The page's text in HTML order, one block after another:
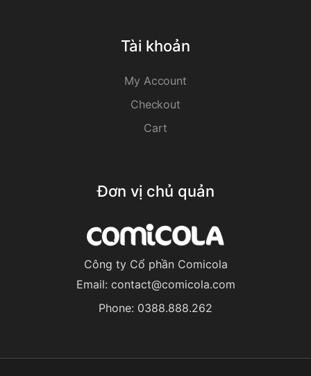
Tài khoản
My Account
Checkout
Cart
Đơn vị chủ quản
Công ty Cổ phần Comicola
Email: contact@comicola.com
Phone: 0388.888.262